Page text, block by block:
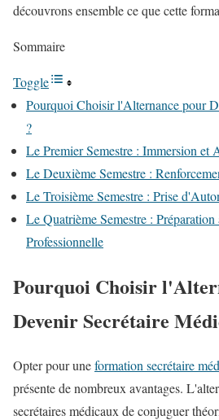
découvrons ensemble ce que cette
Sommaire
Toggle
Pourquoi Choisir l'Alternance pour
?
Le Premier Semestre : Immersion et
Le Deuxième Semestre :
Le Troisième Semestre : Prise
Le Quatrième Semestre :
Professionnelle
Pourquoi Choisir
Devenir Secrétaire
Opter pour uneformation secrétaire
présente de nombreux avantages.
secrétaires médicaux de conjuguer